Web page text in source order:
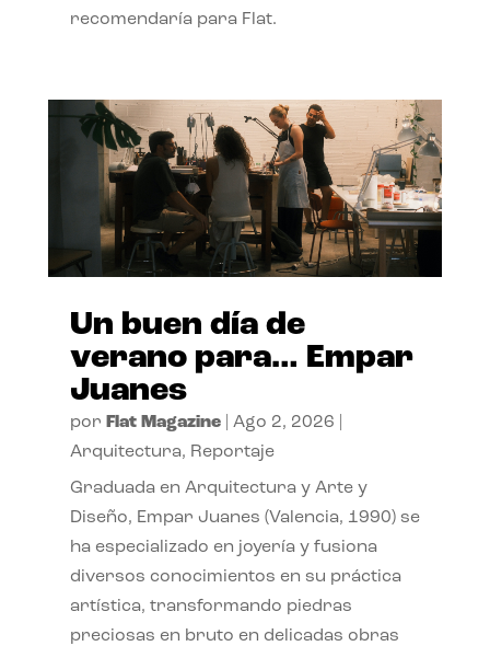
recomendaría para Flat.
Un buen día de
verano para… Empar
Juanes
por Flat Magazine| Ago 2, 2026
Arquitectura, Reportaje
Graduada en Arquitectura y Arte y
Diseño, Empar Juanes (Valencia, 1990) se
ha especializado en joyería y fusiona
diversos conocimientos en su práctica
artística, transformando piedras
preciosas en bruto en delicadas obras